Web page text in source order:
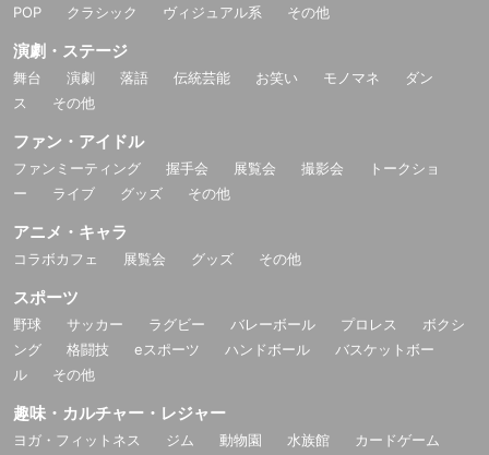
POP
クラシック ヴィジュアル系 その他
演劇・ステージ
舞台 演劇 落語 伝統芸能 お笑い モノマネ
ダン
ス
その他
ファン・アイドル
ファンミーティング 握手会 展覧会 撮影会
トークショ
ー
ライブ グッズ その他
アニメ・キャラ
コラボカフェ 展覧会 グッズ その他
スポーツ
野球 サッカー ラグビー バレーボール プロレス
ボクシ
ング
格闘技 eスポーツ ハンドボール
バスケットボー
ル
その他
趣味・カルチャー・レジャー
ヨガ・フィットネス ジム 動物園 水族館
カードゲーム